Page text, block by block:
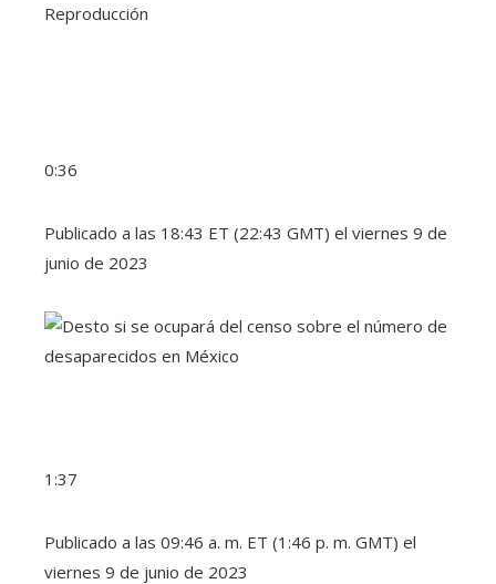
Reproducción
0:36
Publicado a las 18:43 ET (22:43 GMT) el viernes 9 de
junio de 2023
1:37
Publicado a las 09:46 a. m. ET (1:46 p. m. GMT) el
viernes 9 de junio de 2023